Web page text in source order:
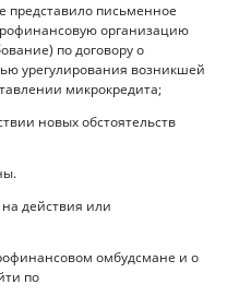
письменное
организацию
по договору о
урегулирования возникшей
микрокредита;
новых обстоятельств
действия или
омбудсмане и о
по